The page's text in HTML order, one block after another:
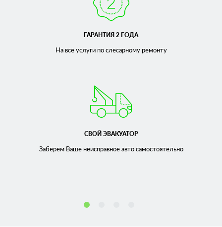
ГАРАНТИЯ 2 ГОДА
На все услуги по слесарномуремонту
СВОЙ ЭВАКУАТОР
Заберем Ваше неисправноеавто самостоятельно